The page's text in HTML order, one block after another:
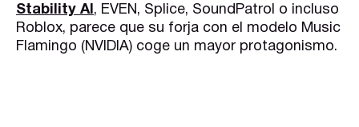
Stability AI , EVEN, Splice, SoundPatrol o incluso
Roblox, parece que su forja con el modelo Music
Flamingo (NVIDIA) coge un mayor protagonismo.